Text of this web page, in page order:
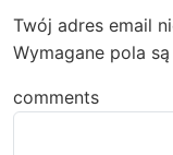
Twój adres email
Wymagane pola
comments